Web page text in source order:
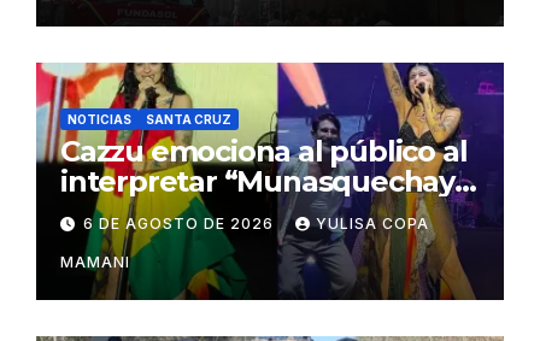
NOTICIAS SANTA CRUZ
Cazzu emociona al público al
interpretar “Munasquechay”
en su concierto en Santa
Cruz
6 DE AGOSTO DE 2026 YULISA COPA
MAMANI